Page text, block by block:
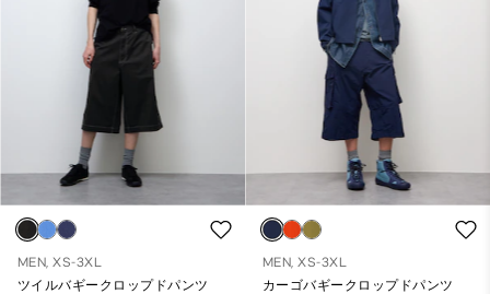
MEN, XS-3XL
ツイルバギークロップドパンツ
MEN, XS-3XL
カーゴバギークロップドパンツ